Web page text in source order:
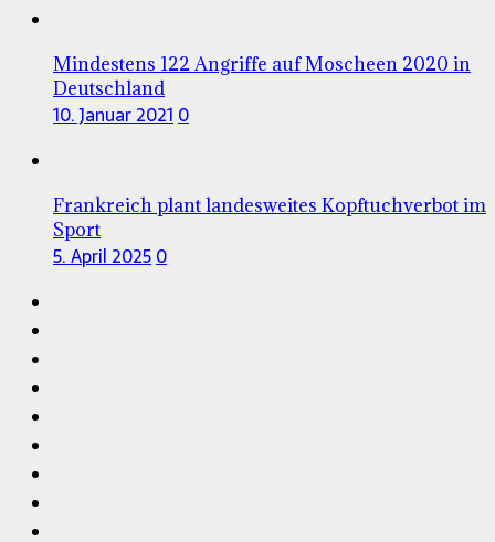
Mindestens 122 Angriffe auf Moscheen 2020 in
Deutschland
10. Januar 2021 0
Frankreich plant landesweites Kopftuchverbot im
Sport
5. April 20250